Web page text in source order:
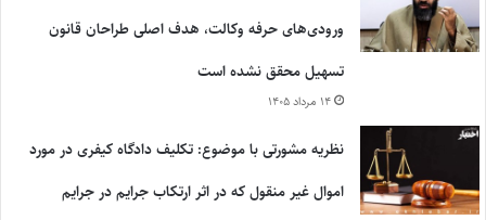
ورودی‌های حرفه وکالت، هدف اصلی طراحان قانون
تسهیل محقق نشده است
۱۴ مرداد ۱۴۰۵
نظریه مشورتی با موضوع: تکلیف دادگاه کیفری در مورد
اموال غیر منقول که در اثر ارتکاب جرایم در جرایم